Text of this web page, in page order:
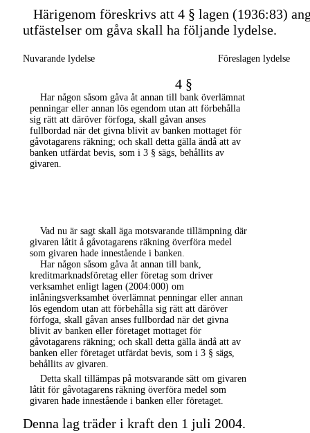
Härigenom föreskrivs att 4 § lagen (1936:83)
utfästelser om gåva skall ha följande lydelse.
Nuvarande lydelse Föreslagen lydelse
4 §
Har någon såsom gåva åt annan till bank överlämnat
penningar eller annan lös egendom utan att förbehålla
sig rätt att däröver förfoga, skall gåvan anses
fullbordad när det givna blivit av banken mottaget för
gåvotagarens räkning; och skall detta gälla ändå att av
banken utfärdat bevis, som i 3 § sägs, behållits av
givaren.
Vad nu är sagt skall äga motsvarande tillämpning där
givaren låtit å gåvotagarens räkning överföra medel
som givaren hade innestående i banken.
Har någon såsom gåva åt annan till bank,
kreditmarknadsföretag eller företag som driver
verksamhet enligt lagen (2004:000) om
inlåningsverksamhet överlämnat penningar eller annan
lös egendom utan att förbehålla sig rätt att däröver
förfoga, skall gåvan anses fullbordad när det givna
blivit av banken eller företaget mottaget för
gåvotagarens räkning; och skall detta gälla ändå att av
banken eller företaget utfärdat bevis, som i 3 § sägs,
behållits av givaren.
Detta skall tillämpas på motsvarande sätt om givaren
låtit för gåvotagarens räkning överföra medel som
givaren hade innestående i banken eller företaget.
Denna lag träder i kraft den 1 juli 2004.